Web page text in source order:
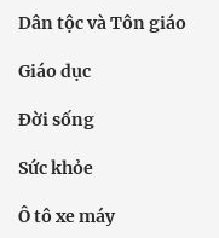
Dân tộc và Tôn giáo
Giáo dục
Đời sống
Sức khỏe
Ô tô xe máy